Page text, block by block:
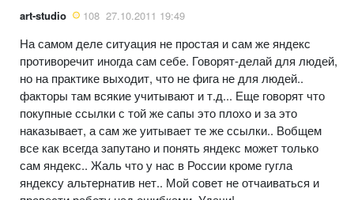
art-studio 108 27.10.2011 19:49
На самом деле ситуация не простая и сам же яндекс
противоречит иногда сам себе. Говорят-делай для людей,
но на практике выходит, что не фига не для людей..
факторы там всякие учитывают и т.д... Еще говорят что
покупные ссылки с той же сапы это плохо и за это
наказывает, а сам же уитывает те же ссылки.. Вобщем
все как всегда запутано и понять яндекс может только
сам яндекс.. Жаль что у нас в России кроме гугла
яндексу альтернатив нет.. Мой совет не отчаиваться и